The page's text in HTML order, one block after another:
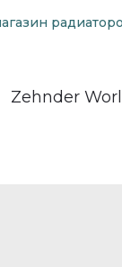
Zehnder